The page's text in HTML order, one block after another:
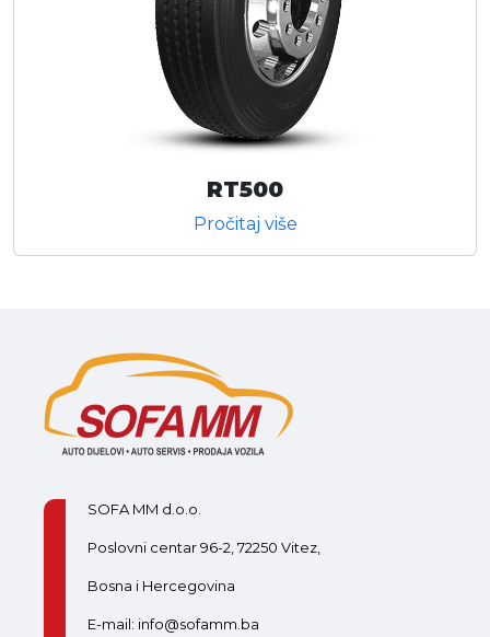
RT500
Pročitaj više
SOFA MM d.o.o.
Poslovni centar 96-2, 72250 Vitez,
Bosna i Hercegovina
E-mail: info@sofamm.ba